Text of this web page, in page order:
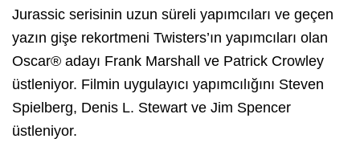
Jurassic serisinin uzun süreli yapımcıları ve geçen
yazın gişe rekortmeni Twisters’ın yapımcıları olan
Oscar® adayı Frank Marshall ve Patrick Crowley
üstleniyor. Filmin uygulayıcı yapımcılığını Steven
Spielberg, Denis L. Stewart ve Jim Spencer
üstleniyor.